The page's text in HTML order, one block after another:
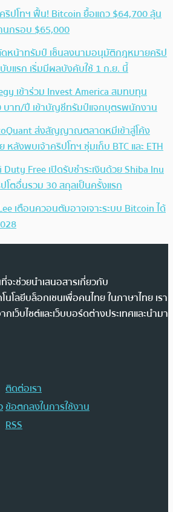
ริปโทฯ ฟื้น! Bitcoin ยื้อแถว $64,700 ลุ้น
นกรอบ $65,000
หน้าทรัมป์ เซ็นลงนามอนุมัติกฎหมายคริป
บแรก เริ่มมีผลบังคับใช้ 1 ก.ย. นี้
เข้าร่วม Invest America สมทบทุน
บาท/ปี เข้าบัญชีทรัมป์แจกบุตรพนักงาน
ส่งสัญญาณตลาดหมีเข้าสู่โค้ง
หลังพบเจ้าคริปโทฯ ซุ่มเก็บ BTC และ ETH
Duty Free เปิดรับชำระเงินด้วย Shiba Inu
โตอื่นรวม 30 สกุลเป็นครั้งแรก
เตือนควอนตัมอาจเจาะระบบ Bitcoin ได้
ะช่วยนำเสนอสารเกี่ยวกับ
นโลยีบล็อกเชนเพื่อคนไทย ในภาษาไทย เรา
ว็บไซต์และเว็บบอร์ดต่างประเทศและนำมา
ติดต่อเรา
ข้อตกลงในการใช้งาน
RSS